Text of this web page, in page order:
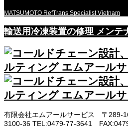
MATSUMOTO RefTrans Specialist Vietnam
輸送用冷凍装置の修理 メンテ
有限会社エムアールサービス 〒289-
3100-36 TEL:0479-77-3641